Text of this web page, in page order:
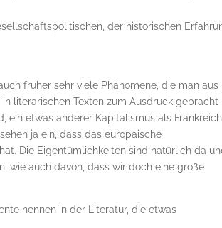
der historischen
früher sehr viele Phänomene, die man aus
literarischen Texten zum Ausdruck gebracht
ein etwas anderer Kapitalismus als
ja ein, dass das europäische
Die Eigentümlichkeiten sind natürlich da
wie auch davon, dass wir doch eine große
nennen in der Literatur, die etwas